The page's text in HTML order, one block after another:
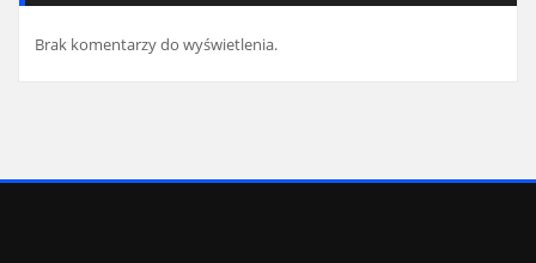
Brak komentarzy do wyświetlenia.